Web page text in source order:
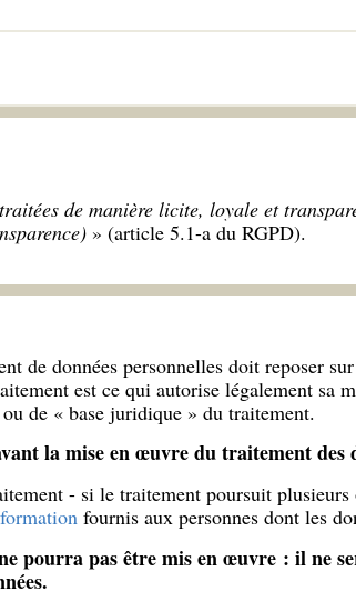
traitées de manière licite, loyale et
» (article 5.1-a du RGPD).
de données personnelles doit reposer
est ce qui autorise légalement sa
de « base juridique » du traitement.
la mise en œuvre du traitement des
- si le traitement poursuit
fournis aux personnes dont les
pourra pas être mis en œuvre : il ne